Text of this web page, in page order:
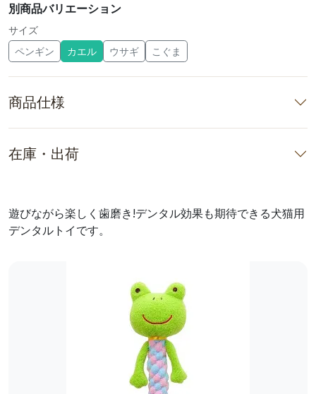
別商品バリエーション
サイズ
ペンギン
カエル ウサギ こぐま
商品仕様
在庫・出荷
遊びながら楽しく歯磨き!デンタル効果も期待できる犬猫用
デンタルトイです。